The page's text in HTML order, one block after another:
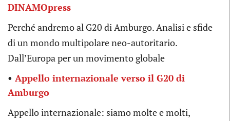
DINAMOpress
Perché andremo al G20 di Amburgo. Analisi e sfide
di un mondo multipolare neo-autoritario.
Dall’Europa per un movimento globale
• Appello internazionale verso il G20 di
Amburgo
Appello internazionale: siamo molte e molti,